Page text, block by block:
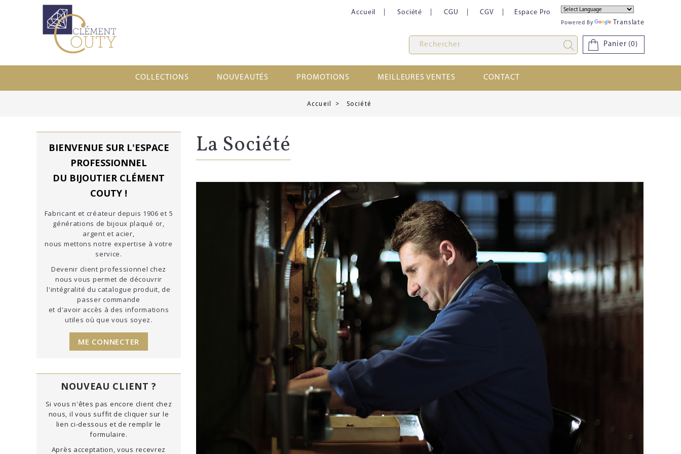
Accueil Société CGU CGV Espace Pro
Powered By Translate
Panier (0)
COLLECTIONS NOUVEAUTÉS PROMOTIONS MEILLEURES VENTES CONTACT
Accueil Société
BIENVENUE SUR L'ESPACE
PROFESSIONNEL
DU BIJOUTIER CLÉMENT
COUTY !
Fabricant et créateur depuis 1906 et 5
générations de bijoux plaqué or,
argent et acier,
nous mettons notre expertise à votre
service.
Devenir client professionnel chez
nous vous permet de découvrir
l'intégralité du catalogue produit, de
passer commande
et d'avoir accès à des informations
utiles où que vous soyez.
ME CONNECTER
NOUVEAU CLIENT ?
Si vous n'êtes pas encore client chez
nous, il vous suffit de cliquer sur le
lien ci-dessous et de remplir le
formulaire.
Après acceptation, vous recevrez
La Société